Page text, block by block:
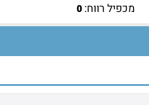
מכפיל רווח: 0